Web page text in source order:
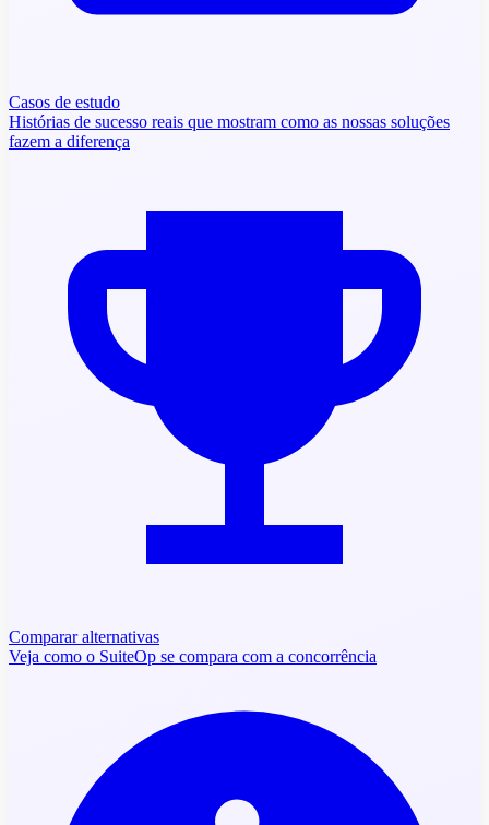
Casos de estudo
Histórias de sucesso reais que mostram como as nossas soluções
fazem a diferença
Comparar alternativas
Veja como o SuiteOp se compara com a concorrência